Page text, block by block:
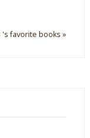
's favorite books »